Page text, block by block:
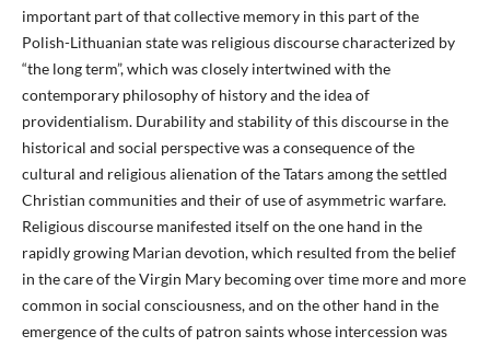
important part of that collective memory in this part of the
Polish-Lithuanian state was religious discourse characterized by
“the long term”, which was closely intertwined with the
contemporary philosophy of history and the idea of
providentialism. Durability and stability of this discourse in the
historical and social perspective was a consequence of the
cultural and religious alienation of the Tatars among the settled
Christian communities and their of use of asymmetric warfare.
Religious discourse manifested itself on the one hand in the
rapidly growing Marian devotion, which resulted from the belief
in the care of the Virgin Mary becoming over time more and more
common in social consciousness, and on the other hand in the
emergence of the cults of patron saints whose intercession was